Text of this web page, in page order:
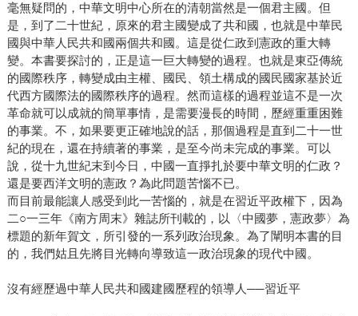
毫無疑問的，中華文明中心所在的清朝當然是一個君主國。但
是，到了二十世紀，原來的君主國變成了共和國，也就是中華民
國與中華人民共和國兩個共和國。這是從仁政到憲政的重大轉
變。本書要探討的，正是這一巨大轉變的過程。也就是東亞傳統
的國際秩序，轉變成由主權、國民、領土構成的國民國家基於近
代西方國際法的國際秩序的過程。然而這樣的過程並這不是一次
革命就可以成就的簡單事情，是需要漫長的時間，歷經重重困難
的事業。不，如果要更正確地說的話，那個過程是直到二十一世
紀的現在，還在持續著的事業，是至今尚未完成的事業。可以
說，從十九世紀末到今日，中國一直掙扎於要中華文明的仁政？
還是要西洋文明的憲政？為此問題苦惱不已。
而目前最能讓人感受到此一苦惱的，就是在習近平政權下，因為
二○一三年《南方周末》雜誌所刊載的，以〈中國夢，憲政夢〉為
標題的新年賀文，所引發的一系列政治現象。為了闡明本書的目
的，我們姑且先將目光轉向導致這一政治現象的現代中國。
沒有經歷過中華人民共和國建國歷程的領導人──習近平